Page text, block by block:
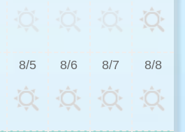
8/5 8/6 8/7 8/8